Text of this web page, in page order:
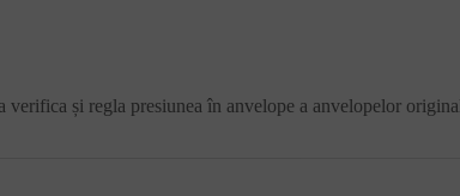
verifica și regla presiunea în anvelope a anvelopelor